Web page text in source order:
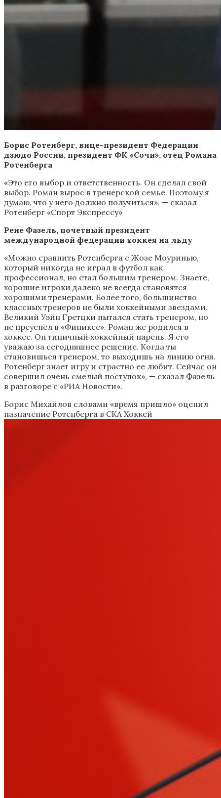
Борис Ротенберг, вице-президент Федерации
дзюдо России, президент ФК «Сочи», отец Романа
Ротенберга
«Это его выбор и ответственность. Он сделал свой
выбор. Роман вырос в тренерской семье. Поэтому я
думаю, что у него должно получиться», — сказал
Ротенберг «Спорт Экспрессу»
Рене Фазель, почетный президент
международной федерации хоккея на льду
«Можно сравнить Ротенберга с Жозе Моуринью,
который никогда не играл в футбол как
профессионал, но стал большим тренером. Знаете,
хорошие игроки далеко не всегда становятся
хорошими тренерами. Более того, большинство
классных тренеров не были хоккейными звездами.
Великий Уэйн Гретцки пытался стать тренером, но
не преуспел в «Финиксе». Роман же родился в
хоккее. Он типичный хоккейный парень. Я его
уважаю за сегодняшнее решение. Когда ты
становишься тренером, то выходишь на линию огня.
Ротенберг знает игру и страстно ее любит. Сейчас он
совершил очень смелый поступок», — сказал Фазель
в разговоре с «РИА Новости».
Борис Михайлов словами «время пришло» оценил
назначение Ротенберга в СКА Хоккей